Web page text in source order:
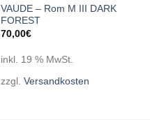
VAUDE – Rom M III DARK
FOREST
70,00€
inkl. 19 % MwSt.
zzgl. Versandkosten